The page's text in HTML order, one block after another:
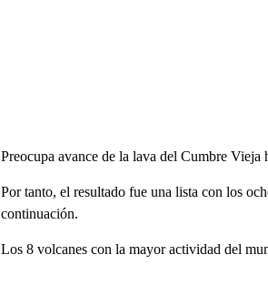
Preocupa avance de la lava del Cumbre Vieja
Por tanto, el resultado fue una lista con los
continuación.
Los 8 volcanes con la mayor actividad del